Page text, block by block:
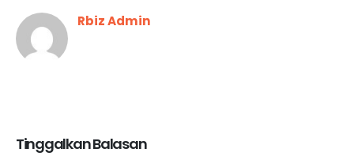
Rbiz Admin
Tinggalkan Balasan